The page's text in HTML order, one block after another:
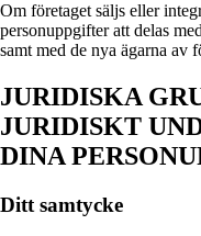
Om företaget säljs eller
personuppgifter att delas
samt med de nya ägarna av
JURIDISKA
JURIDISKT
DINA
Ditt samtycke